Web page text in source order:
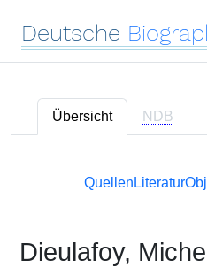
Deutsche
Übersicht NDB
Quellen Literatur
Dieulafoy,